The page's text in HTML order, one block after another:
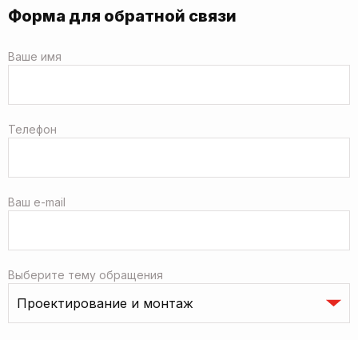
Форма для обратной связи
Ваше имя
Телефон
Ваш e-mail
Выберите тему обращения